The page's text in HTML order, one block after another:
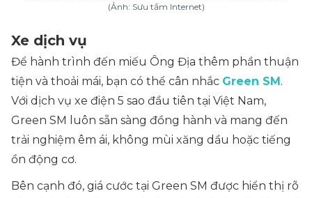
(Ảnh: Sưu tầm Internet)
Xe dịch vụ
Để hành trình đến miếu Ông Địa thêm phần thuận
tiện và thoải mái, bạn có thể cân nhắc Green SM.
Với dịch vụ xe điện 5 sao đầu tiên tại Việt Nam,
Green SM luôn sẵn sàng đồng hành và mang đến
trải nghiệm êm ái, không mùi xăng dầu hoặc tiếng
ồn động cơ.
Bên cạnh đó, giá cước tại Green SM được hiển thị rõ